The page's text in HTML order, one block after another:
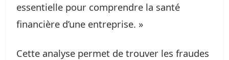
essentielle pour comprendre la santé
financière d’une entreprise. »
Cette analyse permet de trouver les fraudes